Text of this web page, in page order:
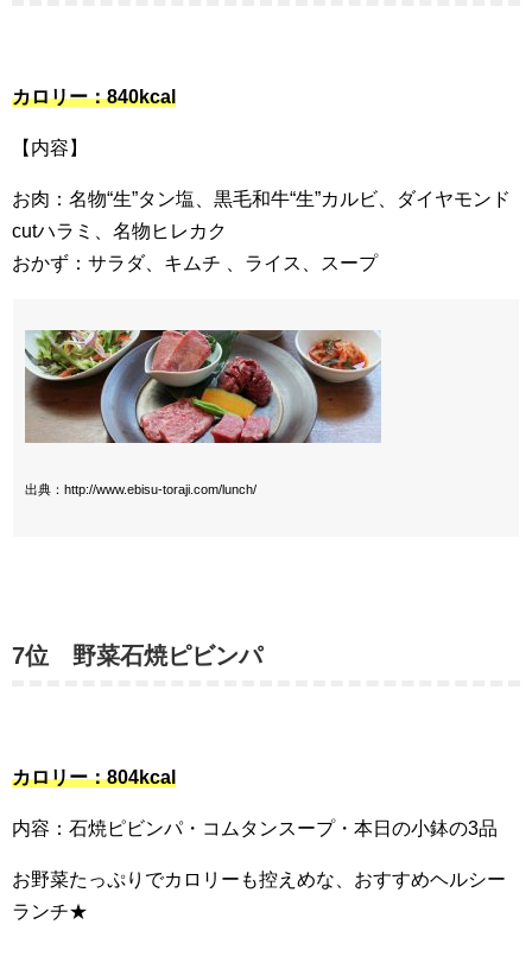
カロリー：840kcal
【内容】
お肉：名物“生”タン塩、黒毛和牛“生”カルビ、ダイヤモンド
cutハラミ、名物ヒレカク
おかず：サラダ、キムチ 、ライス、スープ
出典：http://www.ebisu-toraji.com/lunch/
7位 野菜石焼ピビンパ
カロリー：804kcal
内容：石焼ピビンパ・コムタンスープ・本日の小鉢の3品
お野菜たっぷりでカロリーも控えめな、おすすめヘルシー
ランチ★